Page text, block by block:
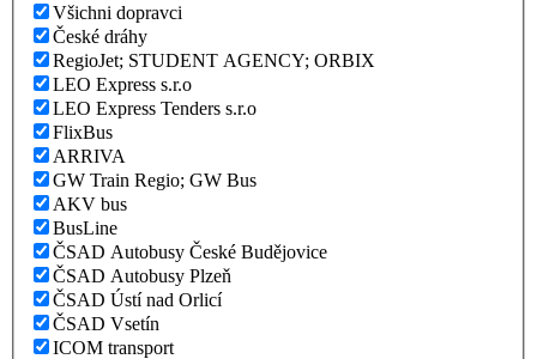
Všichni dopravci
České dráhy
RegioJet; STUDENT AGENCY; ORBIX
LEO Express s.r.o
LEO Express Tenders s.r.o
FlixBus
ARRIVA
GW Train Regio; GW Bus
AKV bus
BusLine
ČSAD Autobusy České Budějovice
ČSAD Autobusy Plzeň
ČSAD Ústí nad Orlicí
ČSAD Vsetín
ICOM transport